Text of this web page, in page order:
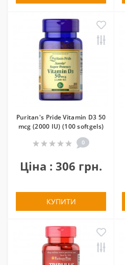
Puritan's Pride Vitamin D3 50
mcg (2000 IU) (100 softgels)
0
Ціна : 306 грн.
КУПИТИ